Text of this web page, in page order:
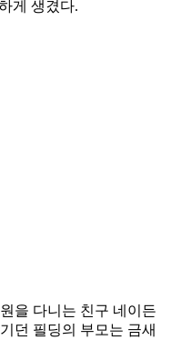
게 생겼다.
을 다니는 친구 네이든
던 필딩의 부모는 금새